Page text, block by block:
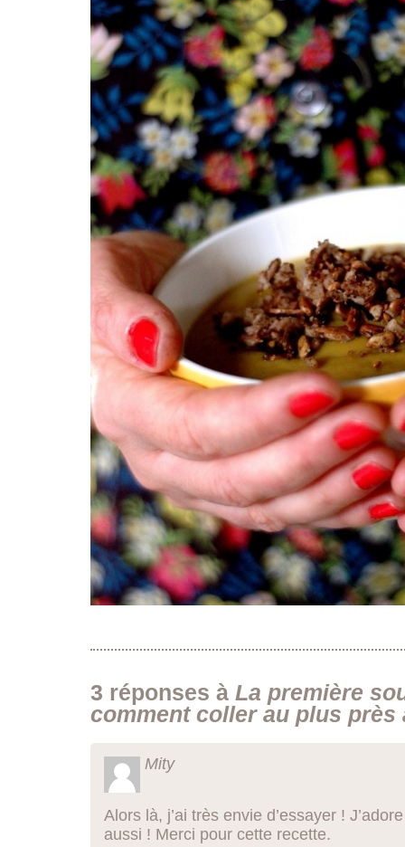
3 réponses à La première
comment coller au plus près
Mity
Alors là, j’ai très envie d’essayer !
aussi ! Merci pour cette recette.